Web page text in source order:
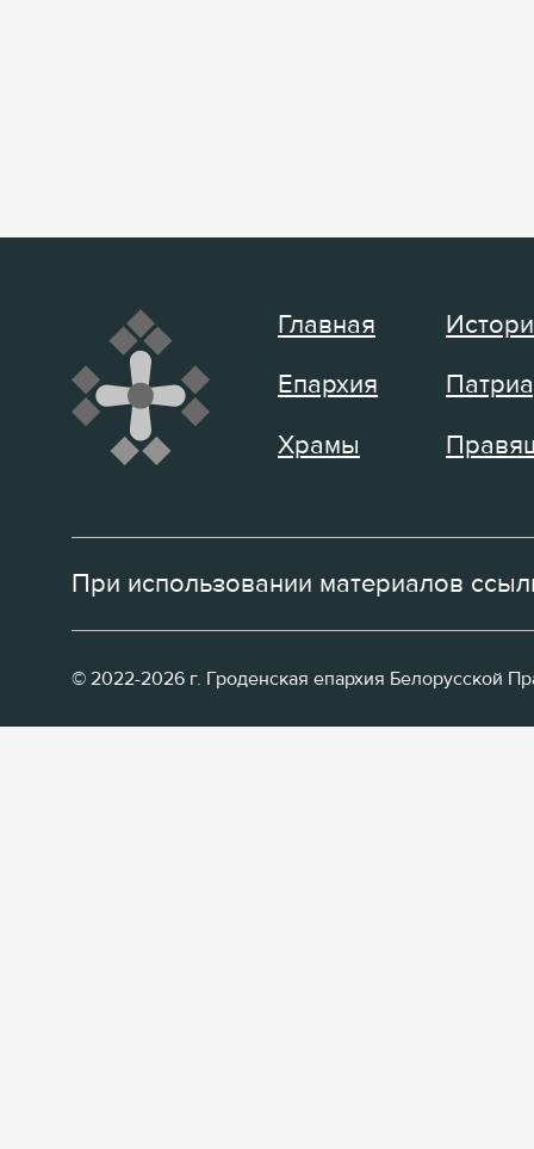
Главная
Епархия
Храмы
При использовании материалов
© 2022-2026 г. Гроденская епархия Белорусской